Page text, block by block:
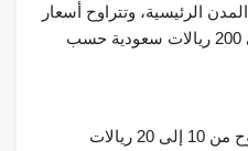
الرئيسية، وتتراوح أسعار
التذاكر من 50 إلى 200 ريالات سعودية حسب
تتراوح من 10 إلى 20 ريالات